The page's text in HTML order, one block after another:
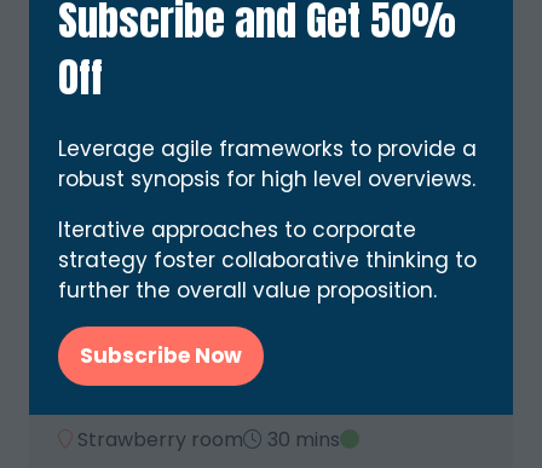
Subscribe and Get 50%
Off
Leverage agile frameworks to provide a
robust synopsis for high level overviews.
Iterative approaches to corporate
strategy foster collaborative thinking to
further the overall value proposition.
Subscribe Now
(opens
a
Max Anderson, Retro Gaming
Partner - Blackwell Capital
Ventures
10:00
Things You Don't Want to Hear
Strawberry room 30 mins